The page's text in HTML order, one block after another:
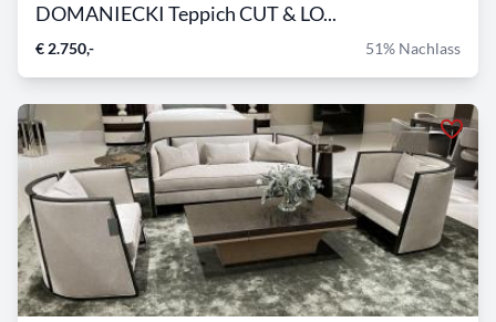
DOMANIECKI Teppich CUT & LO...
€ 2.750,- 51% Nachlass